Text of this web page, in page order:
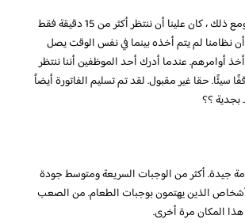
جودة الطعام جيدة. ومع ذلك ، كان علينا أن ننتظر أكثر من 15 دقيقة فقط
لم يتم أخذه بينما في نفس الوقت يصل
أوامرهم. عندما أدرك أحد الموظفين أننا ننتظر
سيئًا. حقا غير مقبول. لقد تم تسليم الفاتورة أيضاً
بجدية ؟؟
جيدة. أكثر من الوجبات السريعة ومتوسط ​​جودة
الذين يهتمون بوجبات الطعام. من الصعب
هذا المكان مرة أخرى.